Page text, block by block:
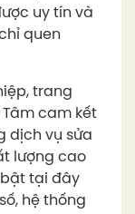
uy tín và
quen
trang
Tâm cam kết
dịch vụ sửa
lượng cao
bật tại đây
hệ thống